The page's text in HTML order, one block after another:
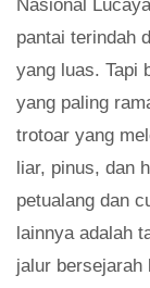
Nasional
pantai terindah
yang luas. Tapi
yang paling
trotoar yang
liar, pinus, dan
petualang dan
lainnya adalah
jalur bersejarah